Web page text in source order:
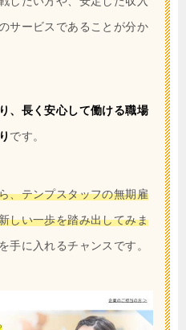
サービスであることが分か
、長く安心して働ける職場
です。
、テンプスタッフの無期雇
しい一歩を踏み出してみま
手に入れるチャンスです。